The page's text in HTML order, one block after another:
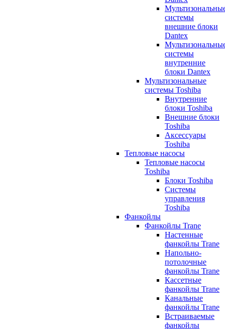
системы
внешние блоки
Dantex
системы
внутренние
блоки Dantex
Мультизональные
системы Toshiba
Внутренние
блоки Toshiba
Внешние блоки
Toshiba
Аксессуары
Toshiba
Тепловые насосы
Тепловые насосы
Toshiba
Блоки Toshiba
Системы
управления
Toshiba
Фанкойлы
Фанкойлы Trane
Настенные
фанкойлы Trane
Напольно-
потолочные
фанкойлы Trane
Кассетные
фанкойлы Trane
Канальные
фанкойлы Trane
Встраиваемые
фанкойлы